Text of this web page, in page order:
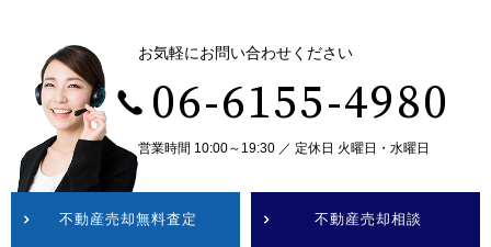
お気軽にお問い合わせください
06-6155-4980
営業時間 10:00～19:30 ／ 定休日 火曜日・水曜日
不動産売却無料査定 不動産売却相談